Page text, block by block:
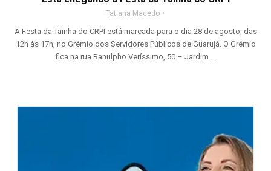
Tatiana Macedo
A Festa da Tainha do CRPI está marcada para o dia 28 de agosto, das
12h às 17h, no Grêmio dos Servidores Públicos de Guarujá. O Grêmio
fica na rua Ranulpho Veríssimo, 50 – Jardim ...